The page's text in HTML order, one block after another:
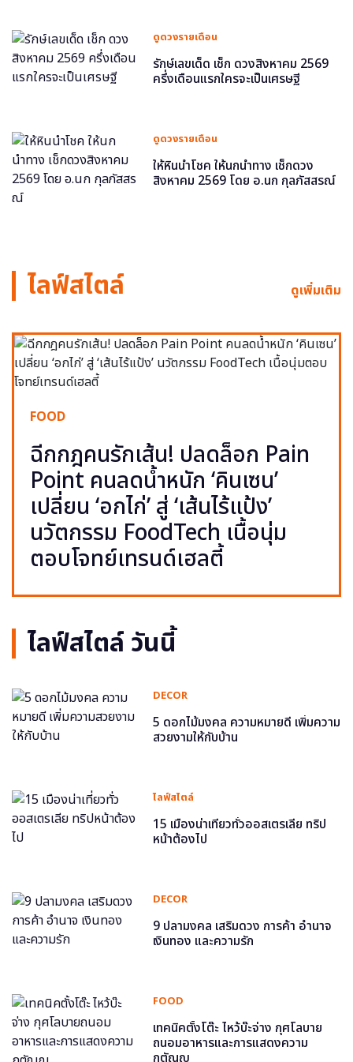
ดูดวงรายเดือน
รักษ์เลขเด็ด เช็ก ดวงสิงหาคม 2569
ครึ่งเดือนแรกใครจะเป็นเศรษฐี
ดูดวงรายเดือน
ให้หินนำโชค ให้นกนำทาง เช็กดวง
สิงหาคม 2569 โดย อ.นก กุลภัสสรณ์
ไลฟ์สไตล์ ดูเพิ่มเติม
FOOD
ฉีกกฎคนรักเส้น! ปลดล็อก Pain
Point คนลดน้ำหนัก ‘คินเซน’
เปลี่ยน ‘อกไก่’ สู่ ‘เส้นไร้แป้ง’
นวัตกรรม FoodTech เนื้อนุ่ม
ตอบโจทย์เทรนด์เฮลตี้
ไลฟ์สไตล์ วันนี้
DECOR
5 ดอกไม้มงคล ความหมายดี เพิ่มความ
สวยงามให้กับบ้าน
ไลฟ์สไตล์
15 เมืองน่าเที่ยวทั่วออสเตรเลีย ทริป
หน้าต้องไป
DECOR
9 ปลามงคล เสริมดวง การค้า อำนาจ
เงินทอง และความรัก
FOOD
เทคนิคตั้งโต๊ะ ไหว้บ๊ะจ่าง กุศโลบาย
ถนอมอาหารและการแสดงความ
กตัญญู